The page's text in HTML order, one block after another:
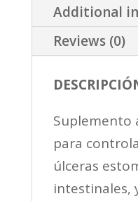
Gástricos
quantity
Additional
Reviews (0)
Suplemento
para
úlceras
intestinales,